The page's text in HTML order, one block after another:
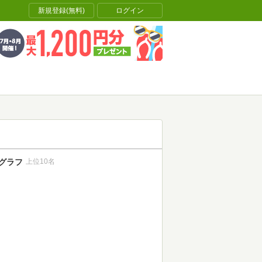
新規登録(無料) ログイン
ラフ 上位10名